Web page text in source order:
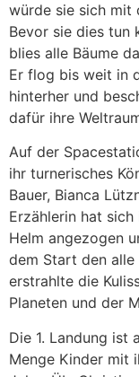
würde sie sich mit
Bevor sie dies tun
blies alle Bäume
Er flog bis weit in
hinterher und
dafür ihre
Auf der
ihr turnerisches
Bauer, Bianca
Erzählerin hat sich
Helm angezogen
dem Start den
erstrahlte die
Planeten und der
Die 1. Landung ist
Menge Kinder mit